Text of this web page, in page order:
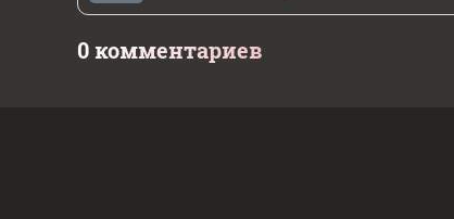
0 комментариев